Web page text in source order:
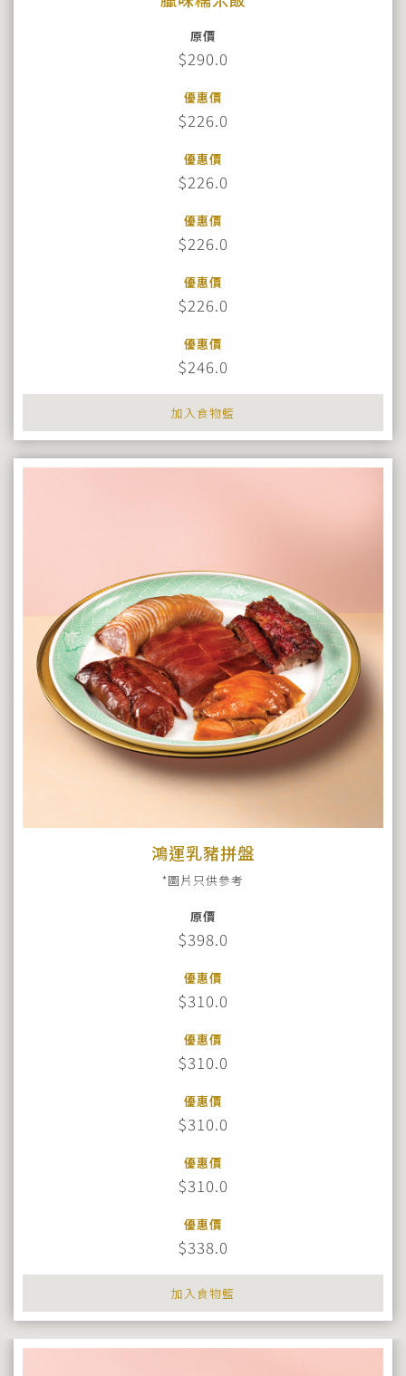
原價
$290.0
優惠價
$226.0
優惠價
$226.0
優惠價
$226.0
優惠價
$226.0
優惠價
$246.0
加入食物籃
鴻運乳豬拼盤
*圖片只供參考
原價
$398.0
優惠價
$310.0
優惠價
$310.0
優惠價
$310.0
優惠價
$310.0
優惠價
$338.0
加入食物籃